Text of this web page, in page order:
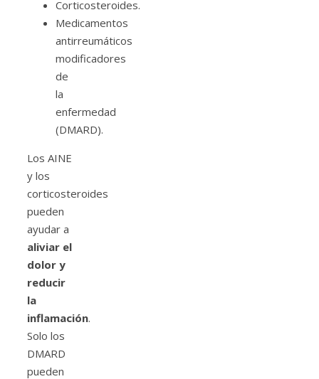
Corticosteroides.
Medicamentos
antirreumáticos
modificadores
de
la
enfermedad
(DMARD).
Los AINE
y los
corticosteroides
pueden
ayudar a
aliviar el
dolor y
reducir
la
inflamación.
Solo los
DMARD
pueden